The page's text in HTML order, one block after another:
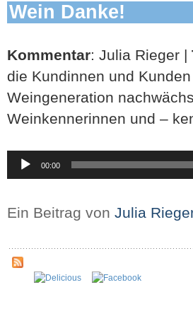
Wein Danke!
Kommentar: Julia Rieger |
die Kundinnen und
Weingeneration
Weinkennerinnen und –
Audio-
Player
00:00
Ein Beitrag von Julia